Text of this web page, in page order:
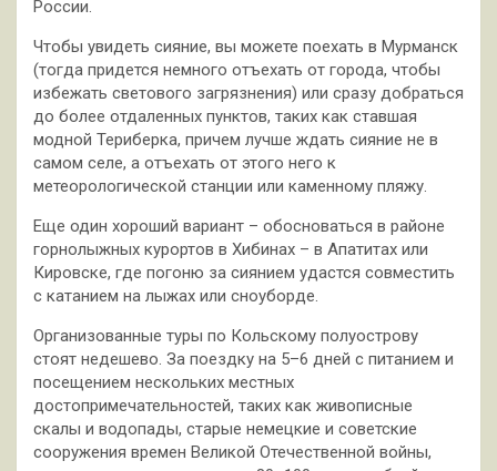
России.
Чтобы увидеть сияние, вы можете поехать в Мурманск
(тогда придется немного отъехать от города, чтобы
избежать светового загрязнения) или сразу добраться
до более отдаленных пунктов, таких как ставшая
модной Териберка, причем лучше ждать сияние не в
самом селе, а отъехать от этого него к
метеорологической станции или каменному пляжу.
Еще один хороший вариант – обосноваться в районе
горнолыжных курортов в Хибинах – в Апатитах или
Кировске, где погоню за сиянием удастся совместить
с катанием на лыжах или сноуборде.
Организованные туры по Кольскому полуострову
стоят недешево. За поездку на 5–6 дней с питанием и
посещением нескольких местных
достопримечательностей, таких как живописные
скалы и водопады, старые немецкие и советские
сооружения времен Великой Отечественной войны,